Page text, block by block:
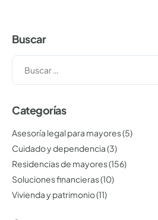
Buscar
Categorías
Asesoría legal para mayores(5)
Cuidado y dependencia(3)
Residencias de mayores(156)
Soluciones financieras(10)
Vivienda y patrimonio(11)